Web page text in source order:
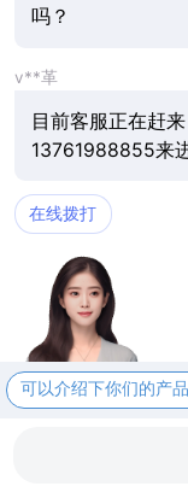
吗？
v**革
目前客服正在赶
13761988855来
在线拨打
可以介绍下你们的产